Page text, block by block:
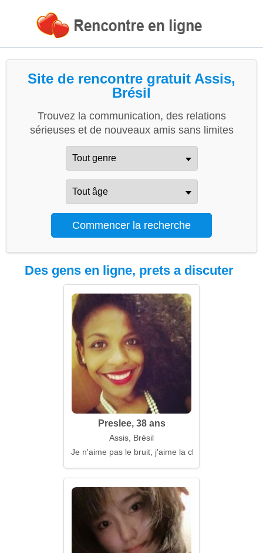
Site de rencontre gratuit Assis,
Brésil
Trouvez la communication, des relations
sérieuses et de nouveaux amis sans limites
Des gens en ligne, prets a discuter
Preslee, 38 ans
Assis, Brésil
Je n'aime pas le bruit, j'aime la chaleur